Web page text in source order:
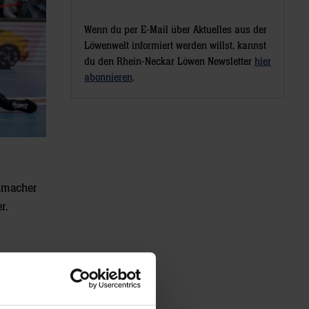
Wenn du per E-Mail über Aktuelles aus der
Löwenwelt informiert werden willst, kannst
du den Rhein-Neckar Löwen Newsletter hier
abonnieren.